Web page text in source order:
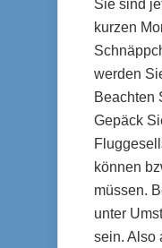
Sie sind
kurzen
werden
Beachten
Gepäck
können
müssen.
unter
sein. Also